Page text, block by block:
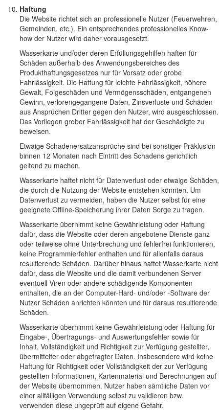
Haftung
Die Website richtet sich an professionelle Nutzer (Feuerwehren,
Gemeinden, etc.). Ein entsprechendes professionelles Know-
how der Nutzer wird daher vorausgesetzt.
Wasserkarte und/oder deren Erfüllungsgehilfen haften für
Schäden außerhalb des Anwendungsbereiches des
Produkthaftungsgesetzes nur für Vorsatz oder grobe
Fahrlässigkeit. Die Haftung für leichte Fahrlässigkeit, höhere
Gewalt, Folgeschäden und Vermögensschäden, entgangenen
Gewinn, verlorengegangene Daten, Zinsverluste und Schäden
aus Ansprüchen Dritter gegen den Nutzer, wird ausgeschlossen.
Das Vorliegen grober Fahrlässigkeit hat der Geschädigte zu
beweisen.
Etwaige Schadenersatzansprüche sind bei sonstiger Präklusion
binnen 12 Monaten nach Eintritt des Schadens gerichtlich
geltend zu machen.
Wasserkarte haftet nicht für Datenverlust oder etwaige Schäden,
die durch die Nutzung der Website entstehen könnten. Um
Datenverlust zu vermeiden, haben die Nutzer selbst für eine
geeignete Offline-Speicherung ihrer Daten Sorge zu tragen.
Wasserkarte übernimmt keine Gewährleistung oder Haftung
dafür, dass die Website oder deren angebotene Dienste ganz
oder teilweise ohne Unterbrechung und fehlerfrei funktionieren,
keine Programmierfehler enthalten und für allenfalls daraus
resultierende Schäden. Darüber hinaus haftet Wasserkarte nicht
dafür, dass die Website und die damit verbundenen Server
eventuell Viren oder andere schädigende Komponenten
enthalten, die an der Computer-Hard- und/oder -Software der
Nutzer Schäden anrichten könnten und für daraus resultierende
Schäden.
Wasserkarte übernimmt keine Gewährleistung oder Haftung für
Eingabe-, Übertragungs- und Auswertungsfehler sowie für
Inhalt, Vollständigkeit und Richtigkeit zur Verfügung gestellter,
übermittelter oder abgefragter Daten. Insbesondere wird keine
Haftung für Richtigkeit oder Vollständigkeit der zur Verfügung
gestellten Informationen, Kartenmaterial und Berechnungen auf
der Website übernommen. Nutzer haben sämtliche Daten vor
einer allfälligen Verwendung selbst zu validieren bzw.
verwenden diese ungeprüft auf eigene Gefahr.